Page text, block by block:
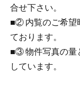
合せ下さい。
■② 内覧のご希望
ております。
■③ 物件写真の量
しています。